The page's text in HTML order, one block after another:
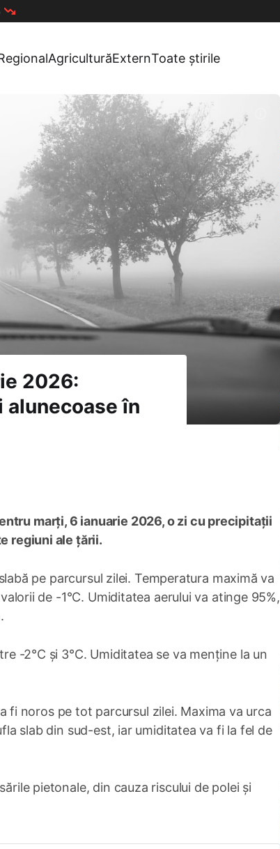
AgriculturăExternToate știrile
2026:
alunecoase în
marți, 6 ianuarie 2026, o zi cu precipitații
regiuni ale țării.
pe parcursul zilei. Temperatura maximă va
de -1°C. Umiditatea aerului va atinge 95%,
-2°C și 3°C. Umiditatea se va menține la un
fi noros pe tot parcursul zilei. Maxima va urca
slab din sud-est, iar umiditatea va fi la fel de
pietonale, din cauza riscului de polei și